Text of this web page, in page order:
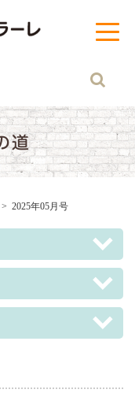
黒部
t
o
v
i
g
a
t
i
o
> 2025年05月号